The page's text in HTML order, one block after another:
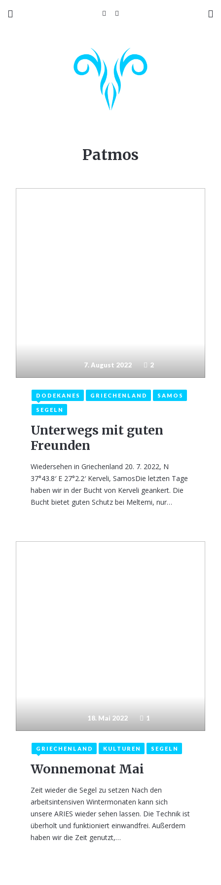
Patmos
7. August 2022 2
DODEKANES GRIECHENLAND SAMOS
SEGELN
Unterwegs mit guten
Freunden
Wiedersehen in Griechenland 20. 7. 2022, N
37°43.8′ E 27°2.2′ Kerveli, SamosDie letzten Tage
haben wir in der Bucht von Kerveli geankert. Die
Bucht bietet guten Schutz bei Meltemi, nur…
18. Mai 2022 1
GRIECHENLAND KULTUREN SEGELN
Wonnemonat Mai
Zeit wieder die Segel zu setzen Nach den
arbeitsintensiven Wintermonaten kann sich
unsere ARIES wieder sehen lassen. Die Technik ist
überholt und funktioniert einwandfrei. Außerdem
haben wir die Zeit genutzt,…